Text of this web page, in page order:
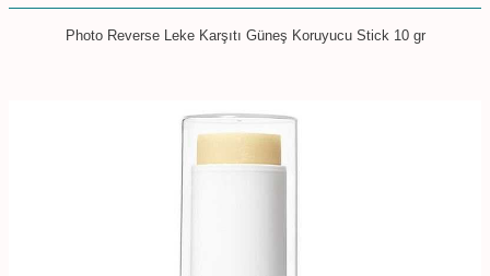
Photo Reverse Leke Karşıtı Güneş Koruyucu Stick 10 gr